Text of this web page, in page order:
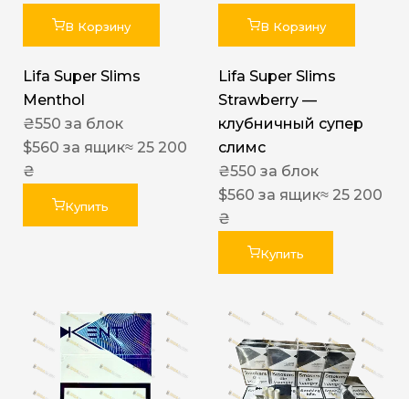
В Корзину
Lifa Super Slims
Menthol
₴550 за блок
$560 за ящик≈ 25 200
₴
Купить
В Корзину
Lifa Super Slims
Strawberry —
клубничный супер
слимс
₴550 за блок
$560 за ящик≈ 25 200
₴
Купить